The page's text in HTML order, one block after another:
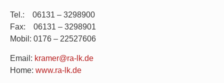
Tel.: 06131 – 3298900
Fax: 06131 – 3298901
Mobil: 0176 – 22527606
Email: kramer@ra-lk.de
Home: www.ra-lk.de